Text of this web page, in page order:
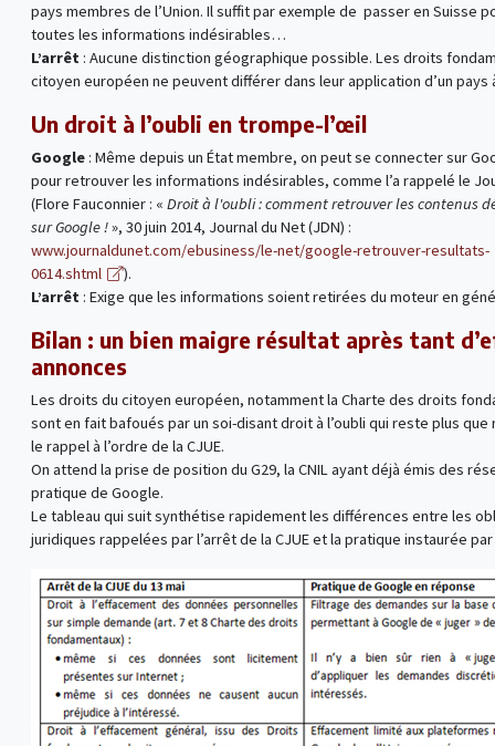
pays membres de l’Union. Il suffit par exemple de passer en Suisse
toutes les informations indésirables…
L’arrêt : Aucune distinction géographique possible. Les droits
citoyen européen ne peuvent différer dans leur application d’un pays
Un droit à l’oubli en trompe-l’œil
Google: Même depuis un État membre, on peut se connecter sur
pour retrouver les informations indésirables, comme l’a rappelé le
(Flore Fauconnier : « Droit à l'oubli : comment retrouver les contenus
sur Google !», 30 juin 2014, Journal du Net (JDN) :
www.journaldunet.com/ebusiness/le-net/google-retrouver-resultats-
0614.shtml
).
L’arrêt : Exige que les informations soient retirées du moteur en
Bilan : un bien maigre résultat après tant
annonces
Les droits du citoyen européen, notamment la Charte des droits
sont en fait bafoués par un soi-disant droit à l’oubli qui reste plus
le rappel à l’ordre de la CJUE.
On attend la prise de position du G29, la CNIL ayant déjà émis des
pratique de Google.
Le tableau qui suit synthétise rapidement les différences entre les
juridiques rappelées par l’arrêt de la CJUE et la pratique instaurée